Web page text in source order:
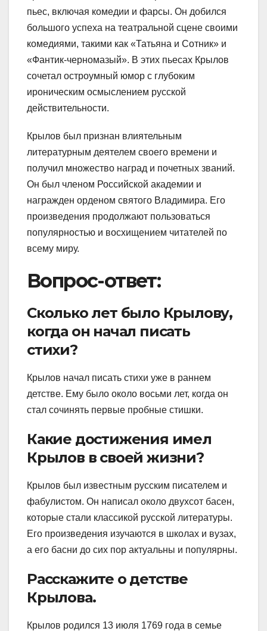
пьес, включая комедии и фарсы. Он добился
большого успеха на театральной сцене своими
комедиями, такими как «Татьяна и Сотник» и
«Фантик-черномазый». В этих пьесах Крылов
сочетал остроумный юмор с глубоким
ироническим осмыслением русской
действительности.
Крылов был признан влиятельным
литературным деятелем своего времени и
получил множество наград и почетных званий.
Он был членом Российской академии и
награжден орденом святого Владимира. Его
произведения продолжают пользоваться
популярностью и восхищением читателей по
всему миру.
Вопрос-ответ:
Сколько лет было Крылову,
когда он начал писать
стихи?
Крылов начал писать стихи уже в раннем
детстве. Ему было около восьми лет, когда он
стал сочинять первые пробные стишки.
Какие достижения имел
Крылов в своей жизни?
Крылов был известным русским писателем и
фабулистом. Он написал около двухсот басен,
которые стали классикой русской литературы.
Его произведения изучаются в школах и вузах,
а его басни до сих пор актуальны и популярны.
Расскажите о детстве
Крылова.
Крылов родился 13 июля 1769 года в семье